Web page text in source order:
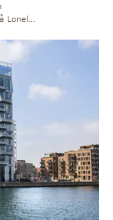
Lonely